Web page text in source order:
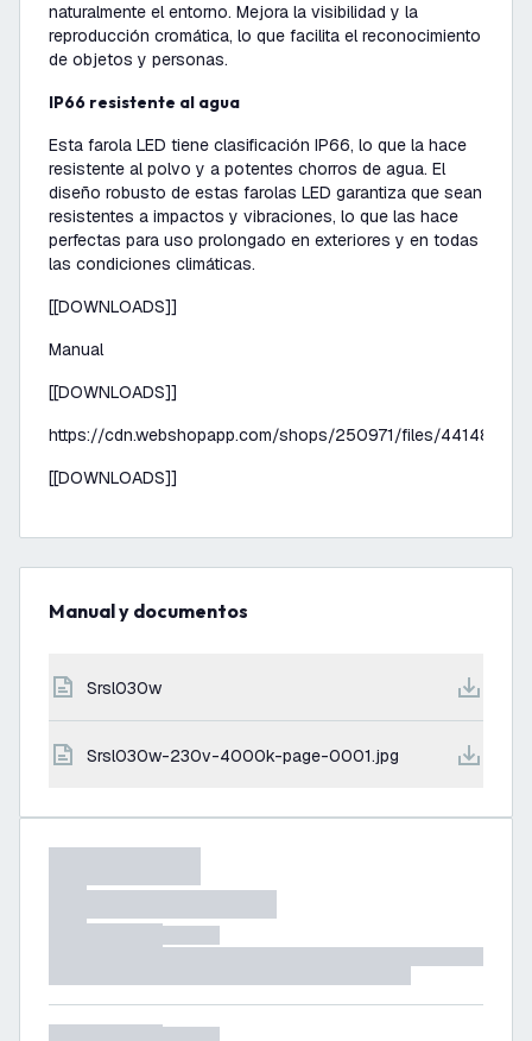
naturalmente el entorno. Mejora la visibilidad y la
reproducción cromática, lo que facilita el reconocimiento
de objetos y personas.
IP66 resistente al agua
Esta farola LED tiene clasificación IP66, lo que la hace
resistente al polvo y a potentes chorros de agua. El
diseño robusto de estas farolas LED garantiza que sean
resistentes a impactos y vibraciones, lo que las hace
perfectas para uso prolongado en exteriores y en todas
las condiciones climáticas.
[[DOWNLOADS]]
Manual
[[DOWNLOADS]]
https://cdn.webshopapp.com/shops/250971/files/
[[DOWNLOADS]]
Manual y documentos
srsl030w
srsl030w-230v-4000k-page-0001.jpg